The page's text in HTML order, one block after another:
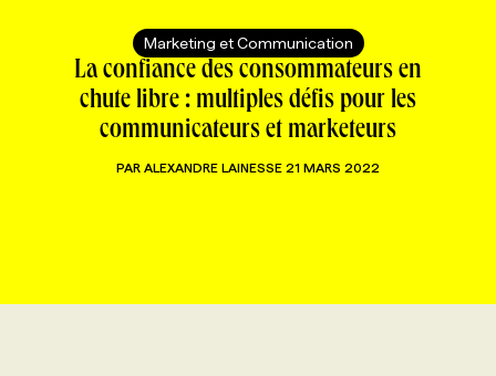
TOUTES LES CATÉGORIES
CAMPAGNES ET CRÉATIVITÉ
CHRONIQUES
TOUTES LES CHRONIQUES
FORFAITS ABONNEMENT
VOIR TOUTES LES PARUTIONS
INFOLETTRES
INFOLETTRE EN BREF
Marketing et Communication
La confiance des consommateurs en
chute libre : multiples défis pour les
communicateurs et marketeurs
PAR ALEXANDRE LAINESSE 21 MARS 2022